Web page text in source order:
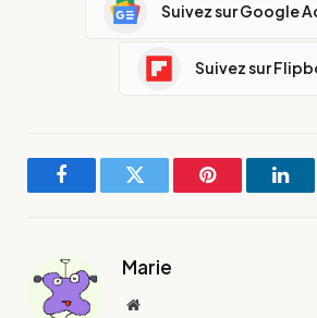
Suivez sur Google
Suivez sur
FacebookTwitter Pinterest
Marie
Site